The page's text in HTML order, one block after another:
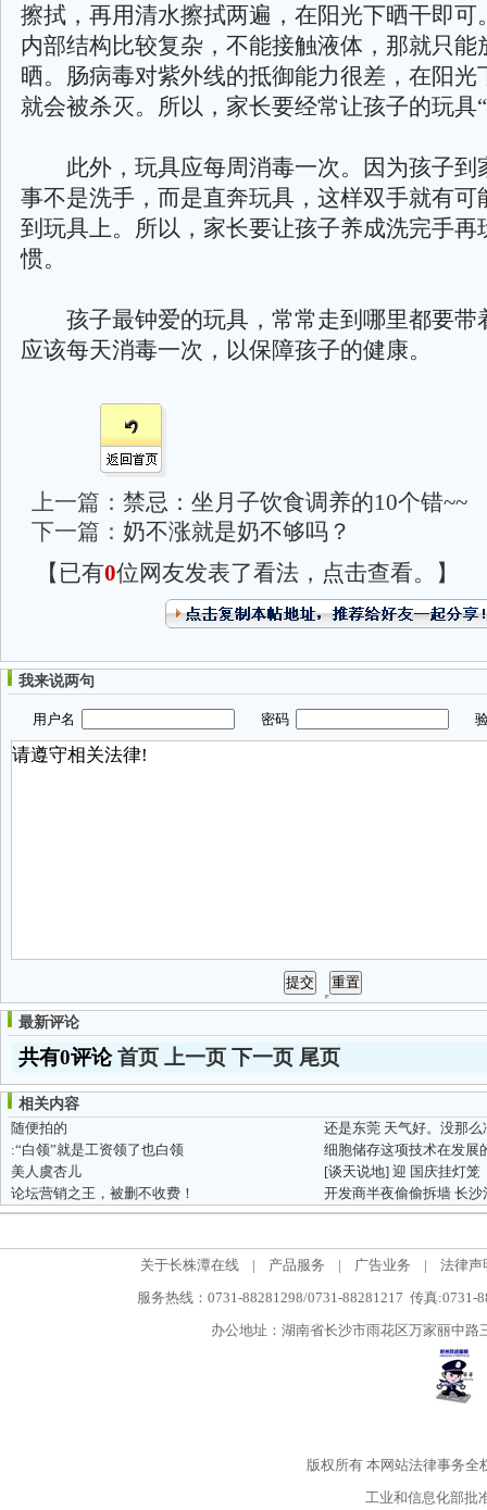
擦拭，再用清水擦拭两遍，在阳光下晒干即可
内部结构比较复杂，不能接触液体，那就只能
晒。肠病毒对紫外线的抵御能力很差，在阳光
就会被杀灭。所以，家长要经常让孩子的玩具
此外，玩具应每周消毒一次。因为孩子到
事不是洗手，而是直奔玩具，这样双手就有可
到玩具上。所以，家长要让孩子养成洗完手再
惯。
孩子最钟爱的玩具，常常走到哪里都要带
应该每天消毒一次，以保障孩子的健康。
上一篇： 禁忌：坐月子饮食调养的10个错~~
下一篇： 奶不涨就是奶不够吗？
【已有0位网友发表了看法，点击查看。】
我来说两句
用户名 密码 验
最新评论
共有0评论首页 上一页 下一页 尾页
相关内容
随便拍的
还是东莞 天气好。没那么
:“白领”就是工资领了也白领
美人虞杏儿
[谈天说地]迎 国庆挂灯笼
论坛营销之王，被删不收费！
开发商半夜偷偷拆墙 长
关于长株潭在线 | 产品服务 | 广告业务 |
法律声
服务热线：0731-88281298/0731-88281217 传真:0731-
办公地址：湖南省长沙市雨花区万家丽中
版权所有本网站法律事务全
工业和信息化部批